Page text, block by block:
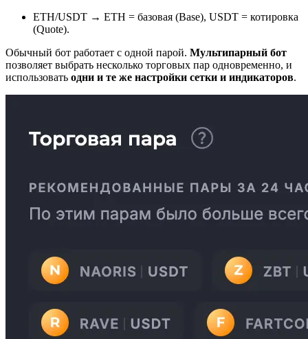
ETH/USDT → ETH = базовая (Base), USDT = котировка
(Quote).
Обычный бот работает с одной парой. Мультипарный бот
позволяет выбрать несколько торговых пар одновременно, и
использовать одни и те же настройки сетки и индикаторов.